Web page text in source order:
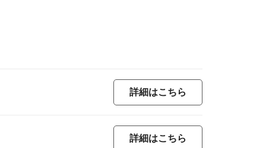
詳細はこちら
詳細はこちら